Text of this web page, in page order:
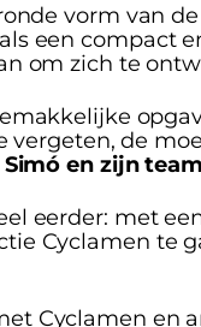
vorm van
een compact
om zich te
de
en zijn team
eerder: met
Cyclamen te
Cyclamen en